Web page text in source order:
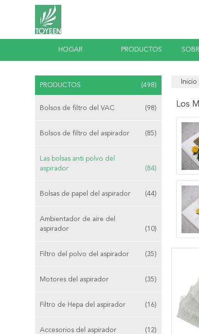
HOGAR PRODUCTOS
PRODUCTOS (498)
Bolsos de filtro del VAC (98)
Bolsos de filtro del aspirador (85)
Las bolsas anti polvo del
aspirador
(84)
Bolsas de papel del aspirador (44)
Ambientador de aire del
aspirador
(10)
Filtro del polvo del aspirador (35)
Motores del aspirador (35)
Filtro de Hepa del aspirador (16)
Accesorios del aspirador (12)
Inicio
Los